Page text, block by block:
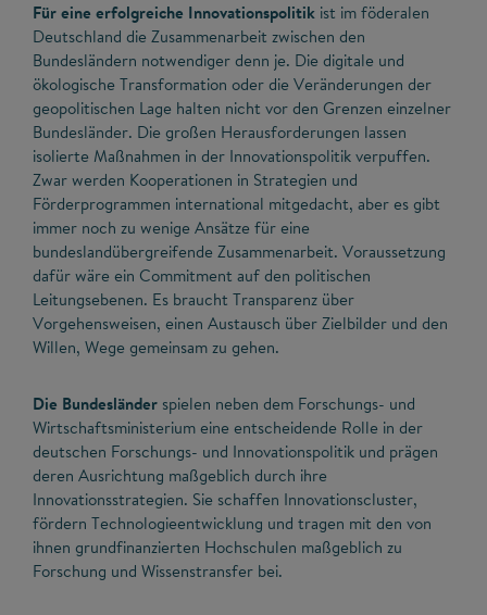
Für eine erfolgreiche Innovationspolitik ist im föderalen
Deutschland die Zusammenarbeit zwischen den
Bundesländern notwendiger denn je. Die digitale und
ökologische Transformation oder die Veränderungen der
geopolitischen Lage halten nicht vor den Grenzen einzelner
Bundesländer. Die großen Herausforderungen lassen
isolierte Maßnahmen in der Innovationspolitik verpuffen.
Zwar werden Kooperationen in Strategien und
Förderprogrammen international mitgedacht, aber es gibt
immer noch zu wenige Ansätze für eine
bundeslandübergreifende Zusammenarbeit. Voraussetzung
dafür wäre ein Commitment auf den politischen
Leitungsebenen. Es braucht Transparenz über
Vorgehensweisen, einen Austausch über Zielbilder und den
Willen, Wege gemeinsam zu gehen.
Die Bundesländer spielen neben dem Forschungs- und
Wirtschaftsministerium eine entscheidende Rolle in der
deutschen Forschungs- und Innovationspolitik und prägen
deren Ausrichtung maßgeblich durch ihre
Innovationsstrategien. Sie schaffen Innovationscluster,
fördern Technologieentwicklung und tragen mit den von
ihnen grundfinanzierten Hochschulen maßgeblich zu
Forschung und Wissenstransfer bei.